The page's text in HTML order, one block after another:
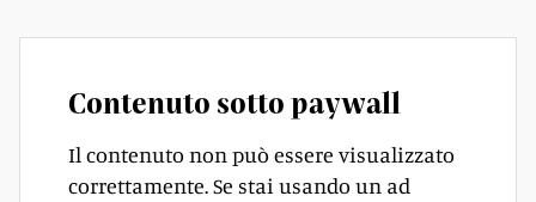
Contenuto sotto paywall
Il contenuto non può essere visualizzato
correttamente. Se stai usando un ad